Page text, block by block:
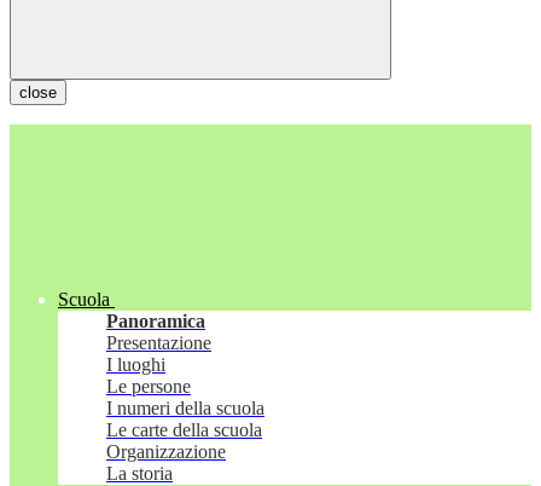
close
Scuola
Panoramica
Presentazione
I luoghi
Le persone
I numeri della scuola
Le carte della scuola
Organizzazione
La storia